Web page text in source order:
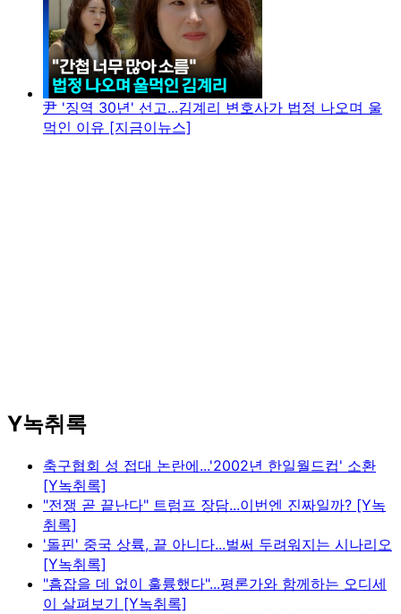
尹 '징역 30년' 선고...김계리 변호사가 법정 나오며 울
먹인 이유 [지금이뉴스]
Y녹취록
축구협회 성 접대 논란에...'2002년 한일월드컵' 소환
[Y녹취록]
"전쟁 곧 끝난다" 트럼프 장담...이번엔 진짜일까? [Y녹
취록]
'돌핀' 중국 상륙, 끝 아니다...벌써 두려워지는 시나리오
[Y녹취록]
"흠잡을 데 없이 훌륭했다"...평론가와 함께하는 오디세
이 살펴보기 [Y녹취록]